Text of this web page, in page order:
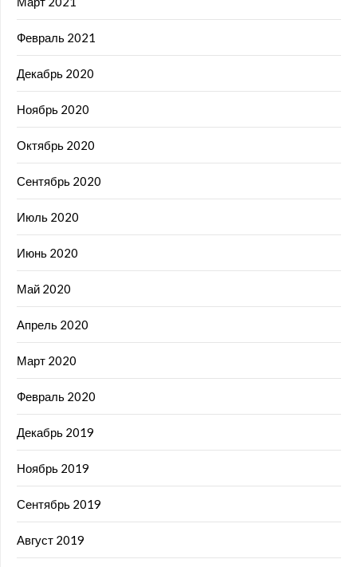
Февраль 2021
Декабрь 2020
Ноябрь 2020
Октябрь 2020
Сентябрь 2020
Июль 2020
Июнь 2020
Май 2020
Апрель 2020
Март 2020
Февраль 2020
Декабрь 2019
Ноябрь 2019
Сентябрь 2019
Август 2019